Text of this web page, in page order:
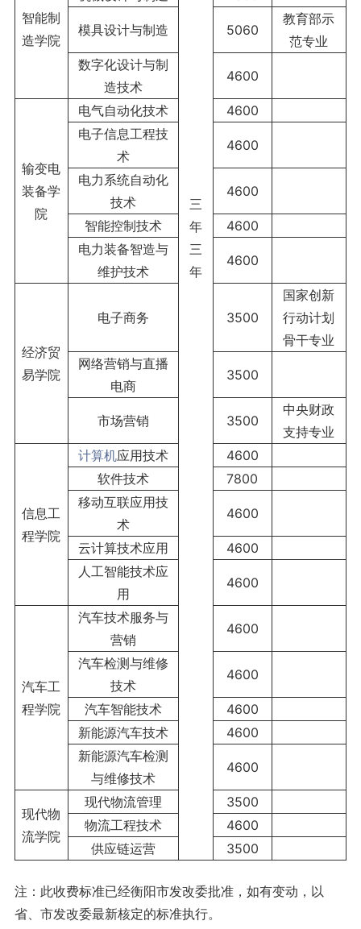
三
年
三
年
智能制
造学院
模具设计与制造 5060
教育部示
范专业
数字化设计与制
造技术
4600
输变电
装备学
院
电气自动化技术
4600
电子信息工程技
术
4600
电力系统自动化
技术
4600
智能控制技术
4600
电力装备智造与
维护技术
4600
经济贸
易学院
电子商务 3500
国家创新
行动计划
骨干专业
网络营销与直播
电商
3500
市场营销 3500
中央财政
支持专业
信息工
程学院
计算机应用技术
4600
软件技术
7800
移动互联应用技
术
4600
云计算技术应用
4600
人工智能技术应
用
4600
汽车工
程学院
汽车技术服务与
营销
4600
汽车检测与维修
技术
4600
汽车智能技术
4600
新能源汽车技术
4600
新能源汽车检测
与维修技术
4600
现代物
流学院
现代物流管理
3500
物流工程技术
4600
供应链运营
3500
注：此收费标准已经衡阳市发改委批准，如有变动，以
省、市发改委最新核定的标准执行。